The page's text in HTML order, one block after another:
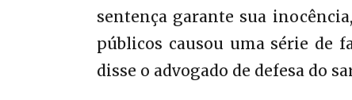
sentença garante sua
públicos causou uma série de
disse o advogado de defesa do